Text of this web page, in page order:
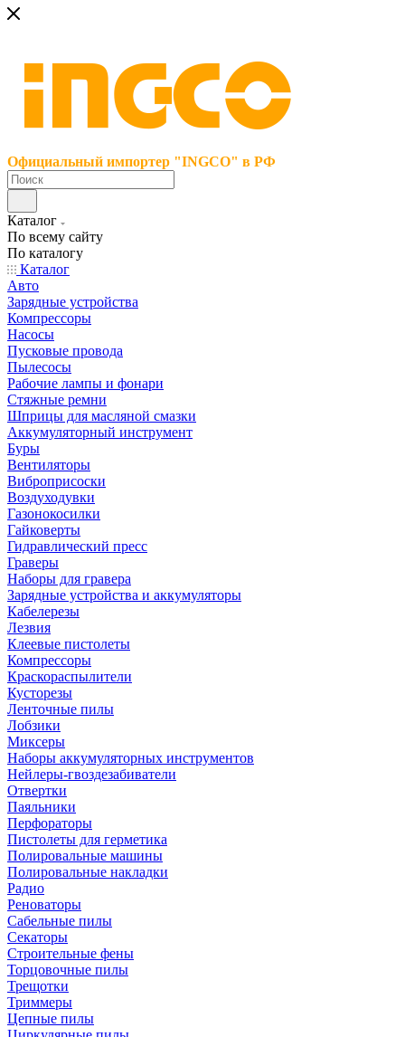
Официальный импортер "INGCO" в РФ
Каталог
По всему сайту
По каталогу
Каталог
Авто
Зарядные устройства
Компрессоры
Насосы
Пусковые провода
Пылесосы
Рабочие лампы и фонари
Стяжные ремни
Шприцы для масляной смазки
Аккумуляторный инструмент
Буры
Вентиляторы
Виброприсоски
Воздуходувки
Газонокосилки
Гайковерты
Гидравлический пресс
Граверы
Наборы для гравера
Зарядные устройства и аккумуляторы
Кабелерезы
Лезвия
Клеевые пистолеты
Компрессоры
Краскораспылители
Кусторезы
Ленточные пилы
Лобзики
Миксеры
Наборы аккумуляторных инструментов
Нейлеры-гвоздезабиватели
Отвертки
Паяльники
Перфораторы
Пистолеты для герметика
Полировальные машины
Полировальные накладки
Радио
Реноваторы
Сабельные пилы
Секаторы
Строительные фены
Торцовочные пилы
Трещотки
Триммеры
Цепные пилы